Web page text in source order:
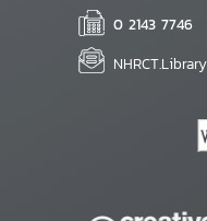
0 2143 7746